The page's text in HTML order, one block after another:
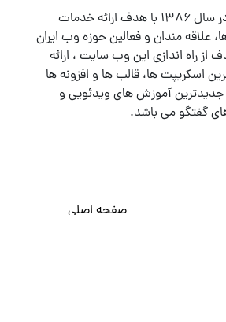
پرشین اسکریپت در سال ۱۳۸۶ با هدف ارائه خدمات
علاقه مندان و فعالین حوزه وب ایران
از راه اندازی این وب سایت ، ارائه
اسکریپت ها، قالب ها و افزونه ها
جدیدترین آموزش های ویدئویی و
گفتگو می باشد.
صفحه اصلی